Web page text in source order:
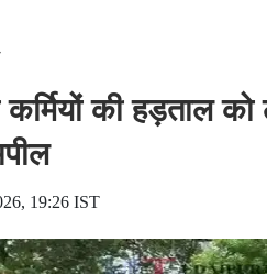
कर्मियों की हड़ताल
19:26 IST